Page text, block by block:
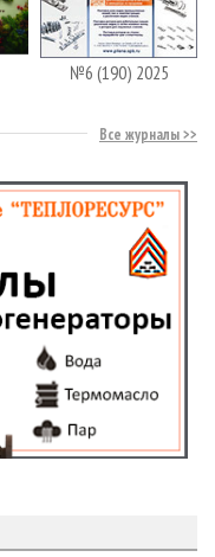
№6 (190) 2025
Все журналы